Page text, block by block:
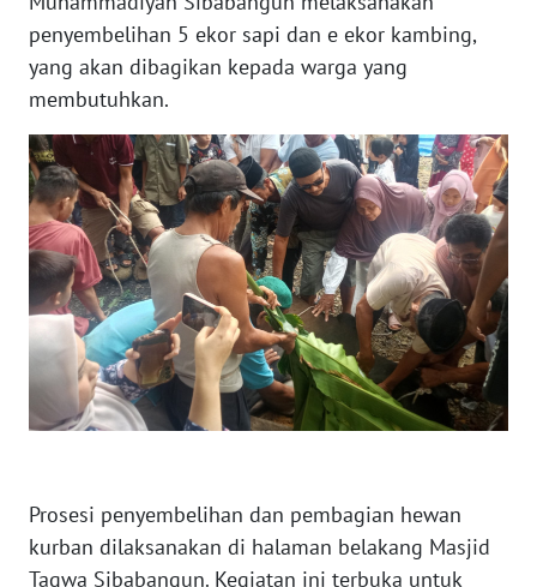
penyembelihan 5 ekor sapi dan e ekor kambing,
yang akan dibagikan kepada warga yang
membutuhkan.
Prosesi penyembelihan dan pembagian hewan
kurban dilaksanakan di halaman belakang Masjid
Taqwa Sibabangun. Kegiatan ini terbuka untuk
WN
KALTARA
WN
KALSEL
WN
KALTIM
WN
SULSEL
WN
GORONTALO
SULUT